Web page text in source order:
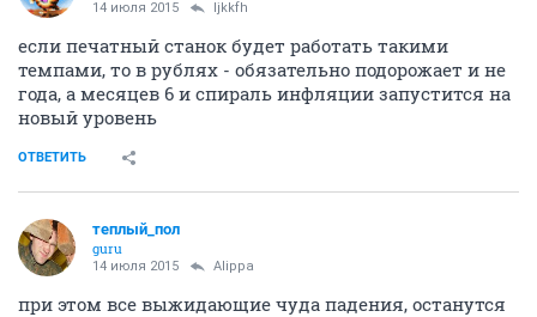
14 июля 2015 ljkkfh
если печатный станок будет работать такими
темпами, то в рублях - обязательно подорожает и не
года, а месяцев 6 и спираль инфляции запустится на
новый уровень
ОТВЕТИТЬ
теплый_пол
guru
14 июля 2015 Alippa
при этом все выжидающие чуда падения, останутся